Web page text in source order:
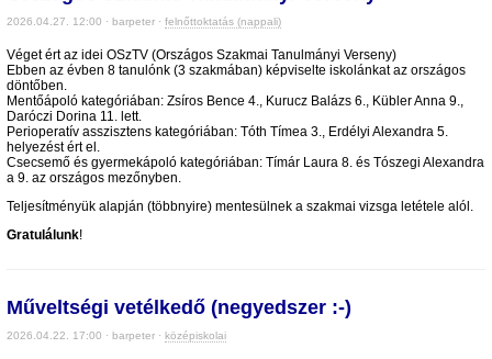
2026.04.27. 12:00 · barpeter · felnőttoktatás (nappali)
Véget ért az idei OSzTV (Országos Szakmai Tanulmányi Verseny)
Ebben az évben 8 tanulónk (3 szakmában) képviselte iskolánkat az országos
döntőben.
Mentőápoló kategóriában: Zsíros Bence 4., Kurucz Balázs 6., Kübler Anna 9.,
Daróczi Dorina 11. lett.
Perioperatív asszisztens kategóriában: Tóth Tímea 3., Erdélyi Alexandra 5.
helyezést ért el.
Csecsemő és gyermekápoló kategóriában: Tímár Laura 8. és Tószegi Alexandra
a 9. az országos mezőnyben.
Teljesítményük alapján (többnyire) mentesülnek a szakmai vizsga letétele alól.
Gratulálunk!
Műveltségi vetélkedő (negyedszer :-)
2026.04.22. 17:00 · barpeter · középiskolai